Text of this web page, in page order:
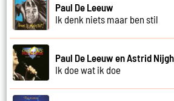
Paul De Leeuw
Ik denk niets maar ben stil
Paul De Leeuw en Astrid Nijgh
Ik doe wat ik doe